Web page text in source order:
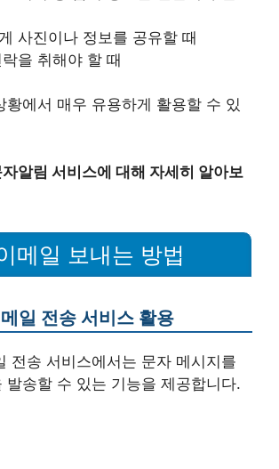
사진이나 정보를 공유할 때
을 취해야 할 때
황에서 매우 유용하게 활용할 수 있
알림 서비스에 대해 자세히 알아보
메일 보내는 방법
일 전송 서비스 활용
전송 서비스에서는 문자 메시지를
발송할 수 있는 기능을 제공합니다.